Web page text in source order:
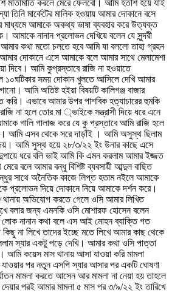
মাতামাতি করলে মেরে ফেলবো। আমি হতাশ হয়ে যাই
তিনি মার্কেটের মালিক হওয়ায় আমার দোকানে বসে
মাধ্যমে আমাকে অকথ্য ভাষা ব্যবহার করে উত্যক্ত
আমাকে নানান প্রলোভন দেখিয়ে বলেন যে সুন্দরী
আমার কথা মতো চলতে হবে আমি যা বললো তাহা গ্রহন
দোকানে এসে আমাকে বলে আমার সাথে মেলামেশা
দিবে। আমি কুপ্রস্তাবে রাজি না হওয়াতে
১০ঘটিকার সময় দোকান খুলতে আসিলে দেখি আমার
আমি অতিষ্ট হইয়া বিষয়টি কালিগঞ্জ বাজার
করি। এভাবে আমার উপর পাশবিক হত্যাচারের হুমকি
না হলে তোর মা ্ভাইকে সন্ত্রাসী দিয়ে ধরে এনে
গালি গালাজ করে যে কু প্রস্তাবে আমি রাজি হলে
আমি এসব থেকে সরে দাড়াঁই । আমি অসুস্থ ছিলাম
আমি সুস্থ হয়ে ২৮/৩/২২ ইং উনার কাছে এসে
ধরে বলি ভাই আমি কি এমন করলাম আমার ইজ্জত
বলে আমার বন্ধু বিশিষ্ট ব্যবসায়ী আব্দুল বাছিত
সাথে অনৈতিক কাজে লিপ্ত হতাম নইলে আমাকে
প্রলোভন দিয়ে দোকানে নিয়ে আমাকে দর্শন করে।
অভিযোগ করতে গেলে ওসি আমার লিখিত
বলার জন্য এমনকি ওসি মোশারফ হোসেন বলেন
লোক নানান কথা বলে এস আই মোহন ব্যাক্তি গত
না লিখে তাদের ইচ্ছে মতে লিখে আমার কাছ থেকে
স্যার একটু পড়ে দেখি। আমার কথা ওসি পাত্তা
আমি কয়েস মাস থানায় আসা যাওয়া করি মামলা
যাওয়ার পর নতুন এসপি স্যার আসার পর একটি ঘোষণা
মামলা করতে আসেন আর মামলা না নেয়া হয় তাহলে
দেয়ার পরই আমার মামলা ৫ মাস পর ৩/৯/২২ ইং তারিখে